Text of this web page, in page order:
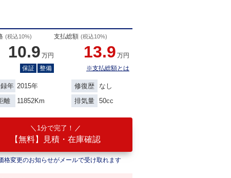
(税込10%)
10.9 万円
保証
整備
支払総額 (税込10%)
13.9 万円
※支払総額とは
年 2015年 修復歴
なし
離
11852Km 排気量 50cc
1分で完了！
【無料】見積・在庫確認
格変更のお知らせがメールで受け取れます